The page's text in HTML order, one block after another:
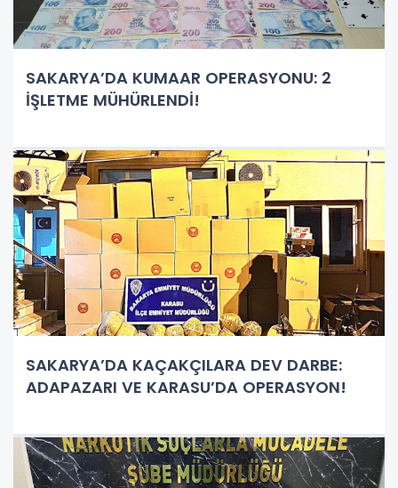
SAKARYA’DA KUMAAR OPERASYONU: 2
İŞLETME MÜHÜRLENDİ!
SAKARYA’DA KAÇAKÇILARA DEV DARBE:
ADAPAZARI VE KARASU’DA OPERASYON!